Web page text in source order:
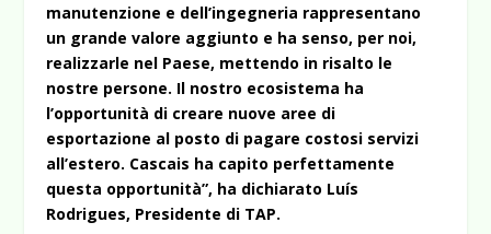
manutenzione e dell’ingegneria rappresentano
un grande valore aggiunto e ha senso, per noi,
realizzarle nel Paese, mettendo in risalto le
nostre persone. Il nostro ecosistema ha
l’opportunità di creare nuove aree di
esportazione al posto di pagare costosi servizi
all’estero. Cascais ha capito perfettamente
questa opportunità”, ha dichiarato Luís
Rodrigues, Presidente di TAP.